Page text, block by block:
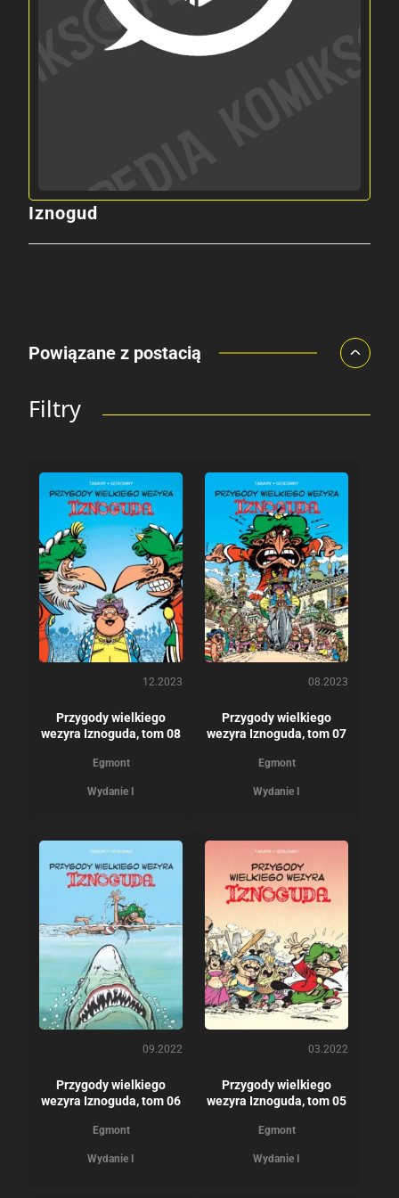
Iznogud
Powiązane z postacią
Filtry
12.2023
Przygody wielkiego
wezyra Iznoguda, tom 08
Egmont
Wydanie I
08.2023
Przygody wielkiego
wezyra Iznoguda, tom 07
Egmont
Wydanie I
09.2022
Przygody wielkiego
wezyra Iznoguda, tom 06
Egmont
Wydanie I
03.2022
Przygody wielkiego
wezyra Iznoguda, tom 05
Egmont
Wydanie I